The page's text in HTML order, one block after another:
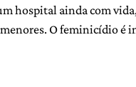
hospital ainda com
O feminicídio é